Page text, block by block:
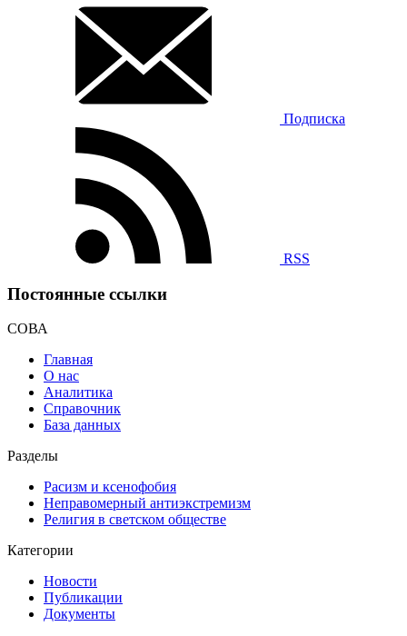
Подписка
RSS
Постоянные ссылки
СОВА
Главная
О нас
Аналитика
Справочник
База данных
Разделы
Расизм и ксенофобия
Неправомерный антиэкстремизм
Религия в светском обществе
Категории
Новости
Публикации
Документы